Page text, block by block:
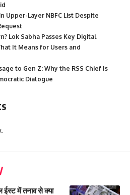
Upper-Layer NBFC List Despite
Lok Sabha Passes Key Digital
It Means for Users and
to Gen Z: Why the RSS Chief Is
Dialogue
में तनाव से क्या